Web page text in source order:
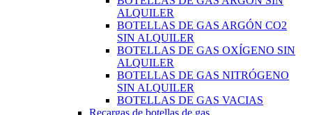
ALQUILER
BOTELLAS DE GAS ARGÓN CO2
SIN ALQUILER
BOTELLAS DE GAS OXÍGENO SIN
ALQUILER
BOTELLAS DE GAS NITRÓGENO
SIN ALQUILER
BOTELLAS DE GAS VACIAS
Recargas de botellas de gas